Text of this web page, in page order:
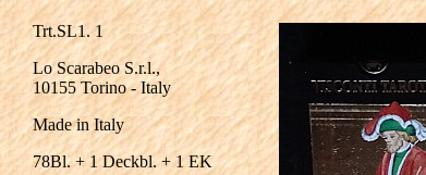
Trt.SL1. 1
Lo Scarabeo S.r.l.,
10155 Torino - Italy
Made in Italy
78Bl. + 1 Deckbl. + 1 EK